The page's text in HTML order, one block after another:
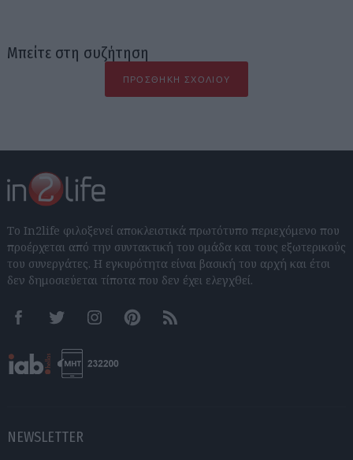
Μπείτε στη συζήτηση
ΠΡΟΣΘΉΚΗ ΣΧΟΛΊΟΥ
Το In2life φιλοξενεί αποκλειστικά πρωτότυπο περιεχόμενο που
προέρχεται από την συντακτική του ομάδα και τους εξωτερικούς
του συνεργάτες. Η εγκυρότητα είναι βασική του αρχή και έτσι
δεν δημοσιεύεται τίποτα που δεν έχει ελεγχθεί.
FacebookTwitter InstagramPinterestRSS feeds
NEWSLETTER